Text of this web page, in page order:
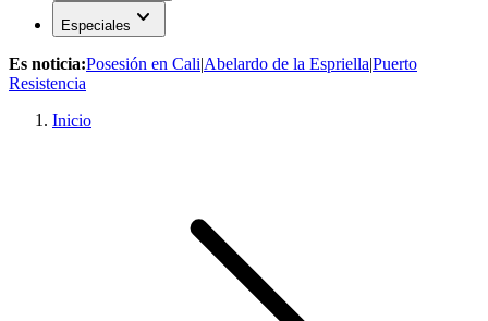
Especiales expand_more
Es noticia:Posesión en Cali|Abelardo de la Espriella|Puerto
Resistencia
Inicio